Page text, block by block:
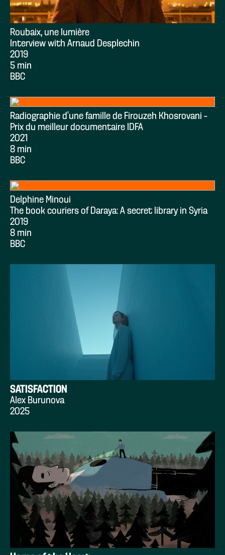
Roubaix, une lumière
Interview with Arnaud Desplechin
2019
5 min
BBC
Radiographie d’une famille de Firouzeh Khosrovani –
Prix du meilleur documentaire IDFA
2021
8 min
BBC
Delphine Minoui
The book couriers of Daraya: A secret library in Syria
2019
8 min
BBC
SATISFACTION
Alex Burunova
2025